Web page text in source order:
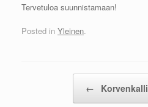
Tervetuloa suunnistamaan!
Posted in Yleinen.
←